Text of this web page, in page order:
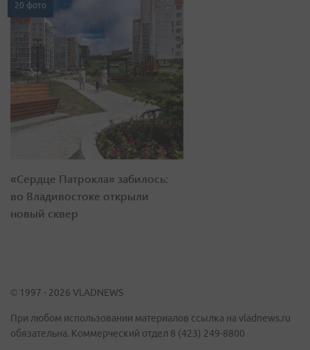
20 фото
«Сердце Патрокла» забилось:
во Владивостоке открыли
новый сквер
© 1997 - 2026 VLADNEWS
При любом использовании материалов ссылка на vladnews.ru
обязательна. Коммерческий отдел 8 (423) 249-8800